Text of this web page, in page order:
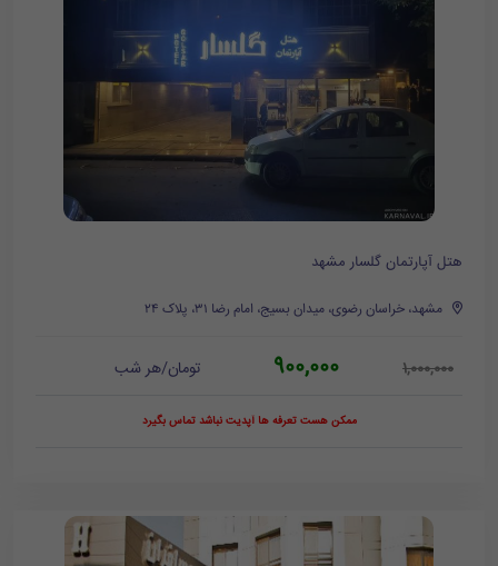
هتل آپارتمان گلسار مشهد
مشهد، خراسان رضوی، میدان بسیج، امام رضا ۳۱، پلاک ۲۴
1,000,000
900,000 تومان/هر شب
ممکن هست تعرفه ها آپدیت نباشد تماس بگیرد